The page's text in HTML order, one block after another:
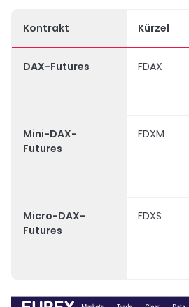
Kontrakt Kürzel
DAX-Futures FDAX
Mini-DAX-
Futures
FDXM
Micro-DAX-
Futures
FDXS